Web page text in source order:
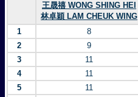
王晟禧 WONG SHING HEI
林卓穎 LAM CHEUK WING
1
8
2
9
3
11
4
11
5
11